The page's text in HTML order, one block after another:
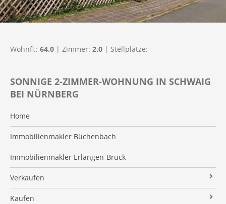
SONNIGE 2-ZIMMER-WOHNUNG IN SCHWAIG
BEI NÜRNBERG
Home
Immobilienmakler Büchenbach
Immobilienmakler Erlangen-Bruck
Verkaufen
Verkaufsanfrage
Kaufen
Wohnfl.: 64.0 | Zimmer: 2.0 | Stellplätze: